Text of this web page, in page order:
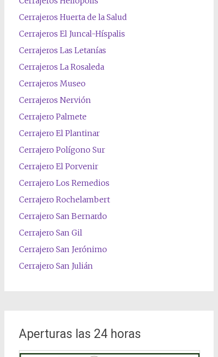
Cerrajeros Huerta de la Salud
Cerrajeros El Juncal-Híspalis
Cerrajeros Las Letanías
Cerrajeros La Rosaleda
Cerrajeros Museo
Cerrajeros Nervión
Cerrajero Palmete
Cerrajero El Plantinar
Cerrajero Polígono Sur
Cerrajero El Porvenir
Cerrajero Los Remedios
Cerrajero Rochelambert
Cerrajero San Bernardo
Cerrajero San Gil
Cerrajero San Jerónimo
Cerrajero San Julián
Aperturas las 24 horas